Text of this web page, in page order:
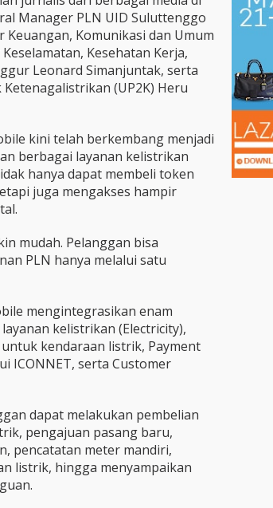
Manager PLN UID Suluttenggo
Komunikasi dan Umum
Kesehatan Kerja,
Leonard Simanjuntak, serta
(UP2K) Heru
kini telah berkembang menjadi
berbagai layanan kelistrikan
hanya dapat membeli token
juga mengakses hampir
mudah. Pelanggan bisa
PLN hanya melalui satu
mengintegrasikan enam
kelistrikan (Electricity),
kendaraan listrik, Payment
ICONNET, serta Customer
dapat melakukan pembelian
pengajuan pasang baru,
pencatatan meter mandiri,
listrik, hingga menyampaikan